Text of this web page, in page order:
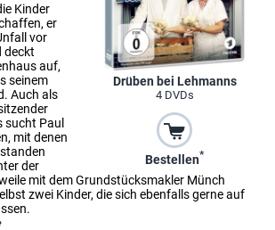
Drüben bei Lehmanns
4 DVDs
Bestellen*
Kinder
er
vor
deckt
auf,
seinem
Auch als
sucht Paul
mit denen
der
mit dem Grundstücksmakler Münch
zwei Kinder, die sich ebenfalls gerne auf